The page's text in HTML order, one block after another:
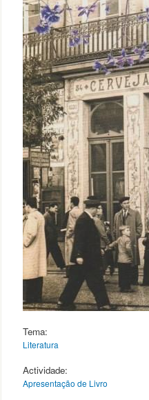
Tema:
Literatura
Actividade:
Apresentação de Livro